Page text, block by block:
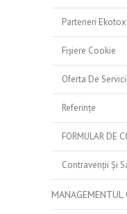
Parteneri Ekotox
Fișiere Cookie
Oferta De Servicii
Referințe
FORMULAR DE
Contravenții Și
MANAGEMENTUL